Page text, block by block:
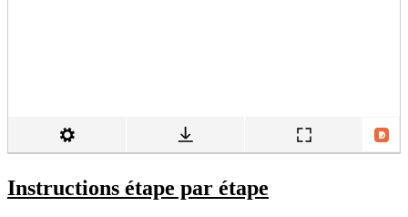
Instructions étape par étape